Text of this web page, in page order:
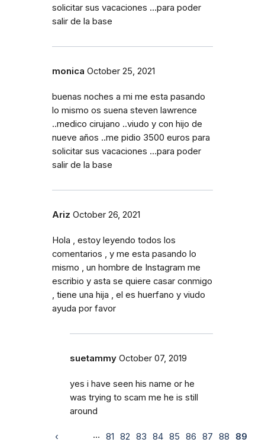
solicitar sus vacaciones ...para poder
salir de la base
monica October 25, 2021
buenas noches a mi me esta pasando
lo mismo os suena steven lawrence
..medico cirujano ..viudo y con hijo de
nueve años ..me pidio 3500 euros para
solicitar sus vacaciones ...para poder
salir de la base
Ariz October 26, 2021
Hola , estoy leyendo todos los
comentarios , y me esta pasando lo
mismo , un hombre de Instagram me
escribio y asta se quiere casar conmigo
, tiene una hija , el es huerfano y viudo
ayuda por favor
suetammy October 07, 2019
yes i have seen his name or he
was trying to scam me he is still
around
‹
… 81 82 83 84 85 86 87 88 89